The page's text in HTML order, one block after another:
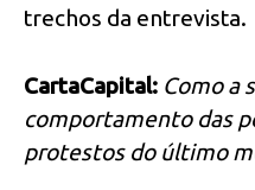
trechos da entrevista.
CartaCapital: Como a
comportamento das
protestos do último